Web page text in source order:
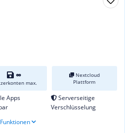
∞
max.
Nextcloud
Plattform
Apps
Serverseitige
Verschlüsselung